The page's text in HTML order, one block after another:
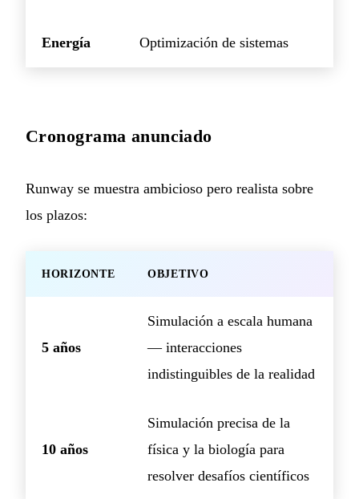
Energía Optimización de sistemas
Cronograma anunciado
Runway se muestra ambicioso pero realista sobre
los plazos:
HORIZONTE OBJETIVO
5 años
Simulación a escala humana
— interacciones
indistinguibles de la realidad
10 años
Simulación precisa de la
física y la biología para
resolver desafíos científicos